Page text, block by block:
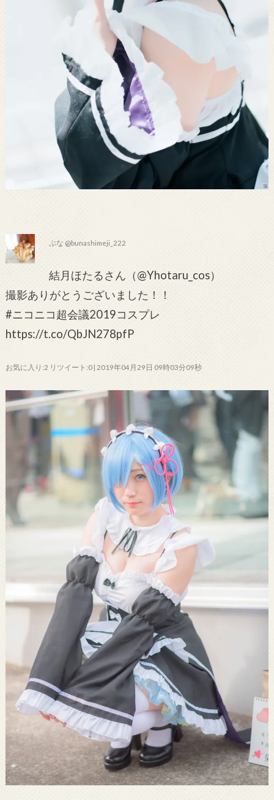
ぶな @bunashimeji_222
結月ほたるさん（@Yhotaru_cos）
撮影ありがとうございました！！
#ニコニコ超会議2019コスプレ
https://t.co/QbJN278pfP
お気に入り:2 リツイート:0 | 2019年04月29日 09時03分09秒